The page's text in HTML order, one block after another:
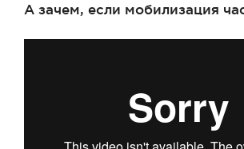
А зачем, если мобилизация